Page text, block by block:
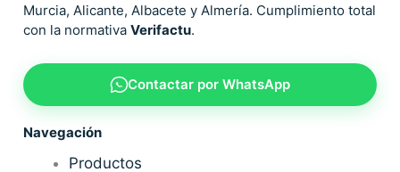
Murcia, Alicante, Albacete y Almería. Cumplimiento total
con la normativa Verifactu.
Contactar por WhatsApp
Navegación
Productos